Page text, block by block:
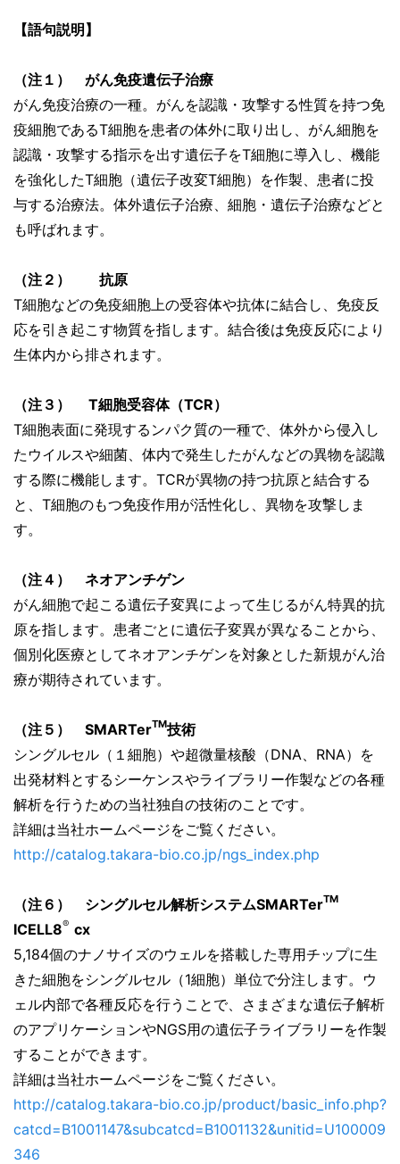
【語句説明】
（注１） がん免疫遺伝子治療
がん免疫治療の一種。がんを認識・攻撃する性質を持つ免
疫細胞であるT細胞を患者の体外に取り出し、がん細胞を
認識・攻撃する指示を出す遺伝子をT細胞に導入し、機能
を強化したT細胞（遺伝子改変T細胞）を作製、患者に投
与する治療法。体外遺伝子治療、細胞・遺伝子治療などと
も呼ばれます。
（注２） 抗原
T細胞などの免疫細胞上の受容体や抗体に結合し、免疫反
応を引き起こす物質を指します。結合後は免疫反応により
生体内から排されます。
（注３） T細胞受容体（TCR）
T細胞表面に発現するンパク質の一種で、体外から侵入し
たウイルスや細菌、体内で発生したがんなどの異物を認識
する際に機能します。TCRが異物の持つ抗原と結合する
と、 T細胞のもつ免疫作用が活性化し、異物を攻撃しま
す。
（注４） ネオアンチゲン
がん細胞で起こる遺伝子変異によって生じるがん特異的抗
原を指します。患者ごとに遺伝子変異が異なることから、
個別化医療としてネオアンチゲンを対象とした新規がん治
療が期待されています。
（注５） SMARTerTM技術
シングルセル（１細胞）や超微量核酸（DNA、 RNA）を
出発材料とするシーケンスやライブラリー作製などの各種
解析を行うための当社独自の技術のことです。
詳細は当社ホームページをご覧ください。
http://catalog.takara-bio.co.jp/ngs_index.php
（注６） シングルセル解析システムSMARTerTM
ICELL8® cx
5,184個のナノサイズのウェルを搭載した専用チップに生
きた細胞をシングルセル（1細胞）単位で分注します。ウ
ェル内部で各種反応を行うことで、さまざまな遺伝子解析
のアプリケーションやNGS用の遺伝子ライブラリーを作製
することができます。
詳細は当社ホームページをご覧ください。
http://catalog.takara-bio.co.jp/product/basic_info.php?
catcd=B1001147&subcatcd=B1001132&unitid=U100009
346